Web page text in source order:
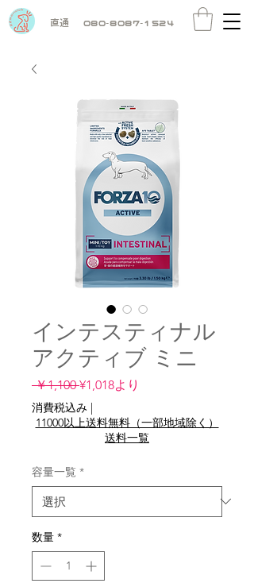
直通 080-8087-1524
インテスティナル
アクティブ ミニ
￥1,100 通
常
価
¥1,018より
ル
価
消費税込み |
11000以上送料無料（一部地域除く）
送料一覧
容量一覧 *
数量 *